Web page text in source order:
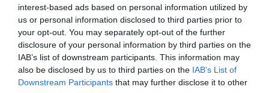
interest-based ads based on personal information utilized by
us or personal information disclosed to third parties prior to
your opt-out. You may separately opt-out of the further
disclosure of your personal information by third parties on the
IAB’s list of downstream participants. This information may
also be disclosed by us to third parties on the IAB’s List of
Downstream Participants that may further disclose it to other